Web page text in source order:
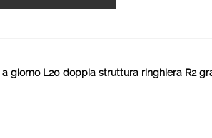
giorno L20 doppia struttura ringhiera R2